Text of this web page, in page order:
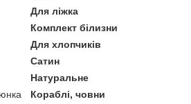
Для ліжка
Комплект білизни
Для хлопчиків
Сатин
Натуральне
Кораблі, човни